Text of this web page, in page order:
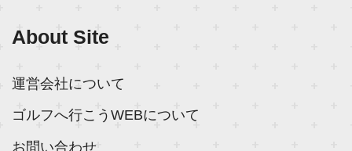
About Site
運営会社について
ゴルフへ行こうWEBについて
お問い合わせ